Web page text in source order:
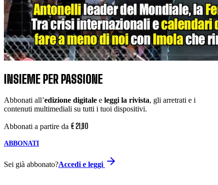
INSIEME PER PASSIONE
Abbonati all’edizione digitale e leggi la rivista, gli arretrati e i
contenuti multimediali su tutti i tuoi dispositivi.
Abbonati a partire da € 21,90
ABBONATI
Sei già abbonato?Accedi e leggi